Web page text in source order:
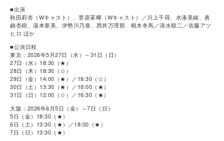
■出演
秋田莉杏（Wキャスト）、菅原茉椰（Wキャスト）／川上千尋、水湊美緒、眞
鍋杏樹、湯本亜美、伊勢川乃亜、西井万理那、根木冬馬／清水順二／佐藤アツ
ヒロ ほか
■公演日程
東京：2026年5月27日（水）～31日（日）
27日（水）18:30（★）
28日（木）18:30（☆）
29日（金）14:00（★）／18:30（☆）
30日（土）13:30（★）／18:00（★）
31日（日）12:00（☆）／16:30（★）
大阪：2026年6月5日（金）～7日（日）
5日（金）18:30（★）
6日（土）13:30（★）／18:00（★）
7日（日）13:30（★）